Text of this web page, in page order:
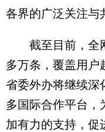
各界的广泛关注与
截至目前，全网
多万条，覆盖用户
省委外办将继续深
多国际合作平台，
加有力的支持，促